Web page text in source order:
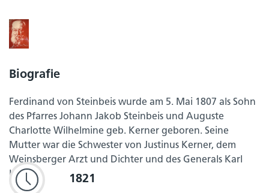
Biografie
Ferdinand von Steinbeis wurde am 5. Mai 1807 als Sohn
des Pfarres Johann Jakob Steinbeis und Auguste
Charlotte Wilhelmine geb. Kerner geboren. Seine
Mutter war die Schwester von Justinus Kerner, dem
Weinsberger Arzt und Dichter und des Generals Karl
Kerner.
1821